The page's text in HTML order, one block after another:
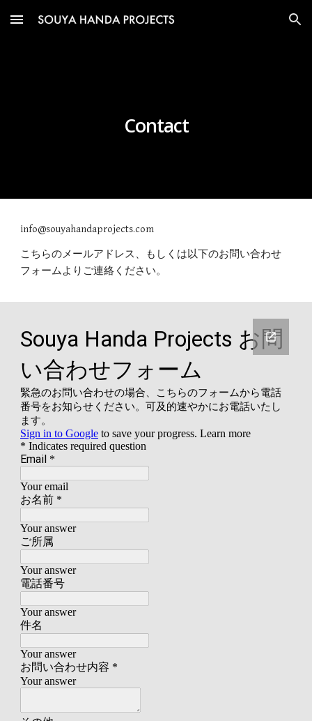
Skip to main content Skip to navigation
Contact
info@souyahandaprojects.com
こちらのメールアドレス、もしくは以下のお問い合わせ
フォームよりご連絡ください。